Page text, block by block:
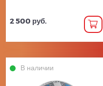
2 500 руб.
В наличии